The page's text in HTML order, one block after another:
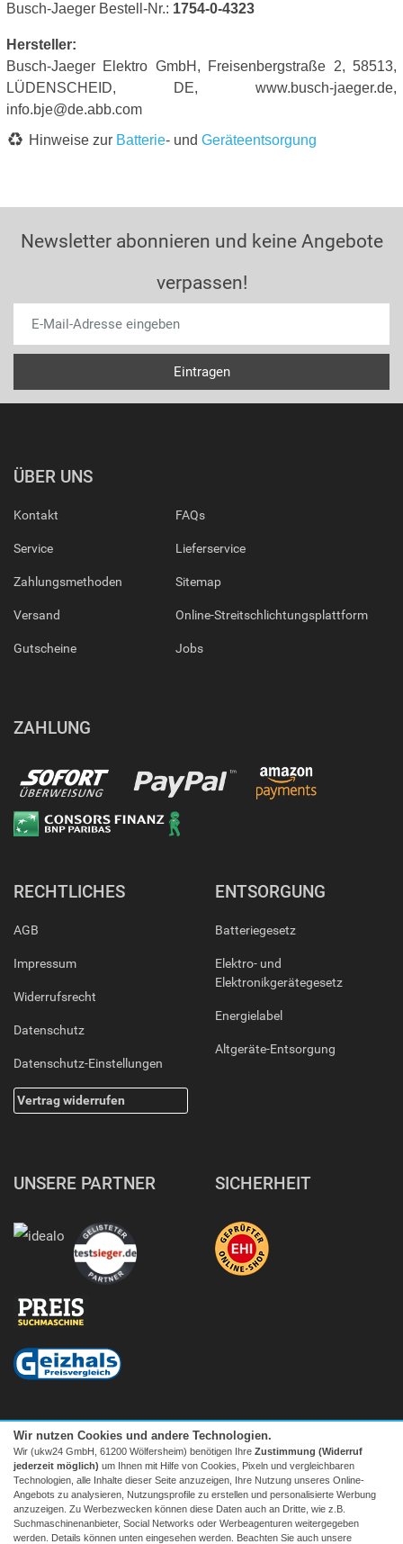
Busch-Jaeger Bestell-Nr.: 1754-0-4323
Hersteller:
Busch-Jaeger Elektro GmbH, Freisenbergstraße 2, 58513,
LÜDENSCHEID, DE, www.busch-jaeger.de,
info.bje@de.abb.com
Hinweise zur Batterie- und Geräteentsorgung
Newsletter abonnieren und keine Angebote
verpassen!
ÜBER UNS
Kontakt
Service
Zahlungsmethoden
Versand
Gutscheine
FAQs
Lieferservice
Sitemap
Online-Streitschlichtungsplattform
Jobs
ZAHLUNG
RECHTLICHES
AGB
Impressum
Widerrufsrecht
Datenschutz
Datenschutz-Einstellungen
Vertrag widerrufen
ENTSORGUNG
Batteriegesetz
Elektro- und
Elektronikgerätegesetz
Energielabel
Altgeräte-Entsorgung
UNSERE PARTNER SICHERHEIT
Facebook| twitter
Wir nutzen Cookies und andere Technologien.
Wir (ukw24 GmbH, 61200 Wölfersheim) benötigen Ihre Zustimmung (Widerruf
jederzeit möglich) um Ihnen mit Hilfe von Cookies, Pixeln und vergleichbaren
Technologien, alle Inhalte dieser Seite anzuzeigen, Ihre Nutzung unseres Online-
Angebots zu analysieren, Nutzungsprofile zu erstellen und personalisierte Werbung
anzuzeigen. Zu Werbezwecken können diese Daten auch an Dritte, wie z.B.
Suchmaschinenanbieter, Social Networks oder Werbeagenturen weitergegeben
werden. Details können unten eingesehen werden. Beachten Sie auch unsere